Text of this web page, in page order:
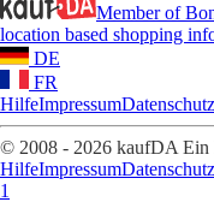
Member of
location based shopping
DE
FR
HilfeImpressumDatenschutz
© 2008 - 2026 kaufDA Ein
HilfeImpressumDatenschutz
1